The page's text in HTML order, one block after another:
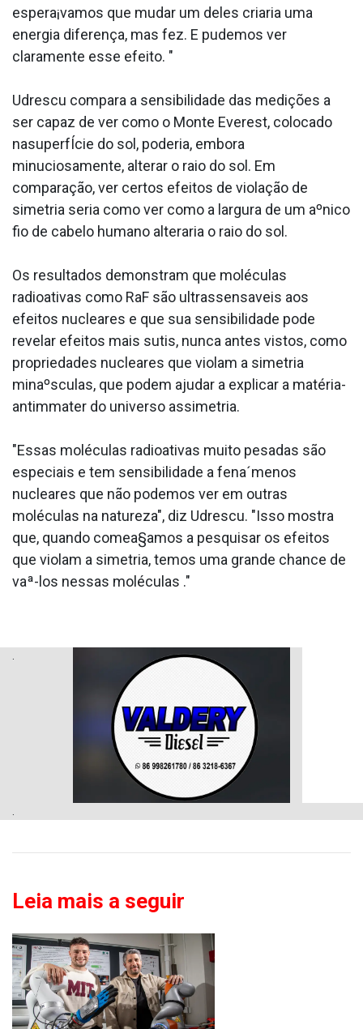
espera¡vamos que mudar um deles criaria uma
energia diferença, mas fez. E pudemos ver
claramente esse efeito. "
Udrescu compara a sensibilidade das medições a
ser capaz de ver como o Monte Everest, colocado
nasuperfÍcie do sol, poderia, embora
minuciosamente, alterar o raio do sol. Em
comparação, ver certos efeitos de violação de
simetria seria como ver como a largura de um aºnico
fio de cabelo humano alteraria o raio do sol.
Os resultados demonstram que moléculas
radioativas como RaF são ultrassensa­veis aos
efeitos nucleares e que sua sensibilidade pode
revelar efeitos mais sutis, nunca antes vistos, como
propriedades nucleares que violam a simetria
minaºsculas, que podem ajudar a explicar a matéria-
antimmater do universo assimetria.
"Essas moléculas radioativas muito pesadas são
especiais e tem sensibilidade a fena´menos
nucleares que não podemos ver em outras
moléculas na natureza", diz Udrescu. "Isso mostra
que, quando comea§amos a pesquisar os efeitos
que violam a simetria, temos uma grande chance de
vaª-los nessas moléculas ."
.
Leia mais a seguir